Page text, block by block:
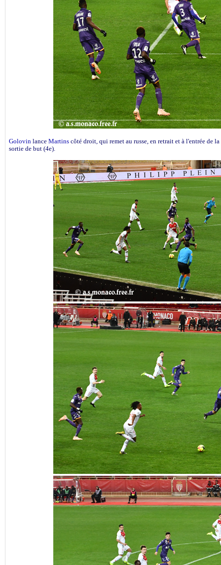
Golovin lance Martins côté droit, qui remet au russe, en retrait et à l'entrée de
sortie de but (4e).